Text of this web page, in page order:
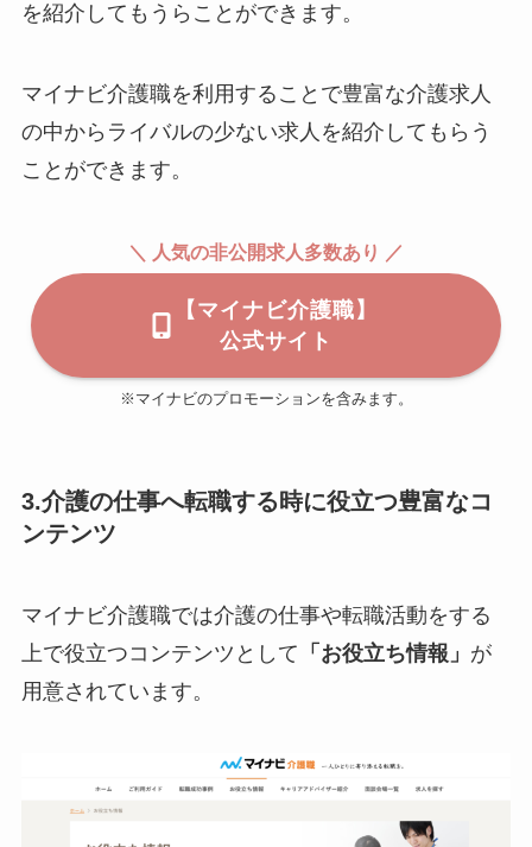
を紹介してもうらことができます。
マイナビ介護職を利用することで豊富な介護求人
の中からライバルの少ない求人を紹介してもらう
ことができます。
＼ 人気の非公開求人多数あり ／
【マイナビ介護職】
公式サイト
※マイナビのプロモーションを含みます。
3.介護の仕事へ転職する時に役立つ豊富なコ
ンテンツ
マイナビ介護職では介護の仕事や転職活動をする
上で役立つコンテンツとして 「お役立ち情報」 が
用意されています。